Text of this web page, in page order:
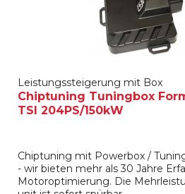
Leistungssteigerung mit Box
Chiptuning Tuningbox
TSI 204PS/150kW
Chiptuning mit Powerbox /
- wir bieten mehr als 30 Jahre
Motoroptimierung. Die